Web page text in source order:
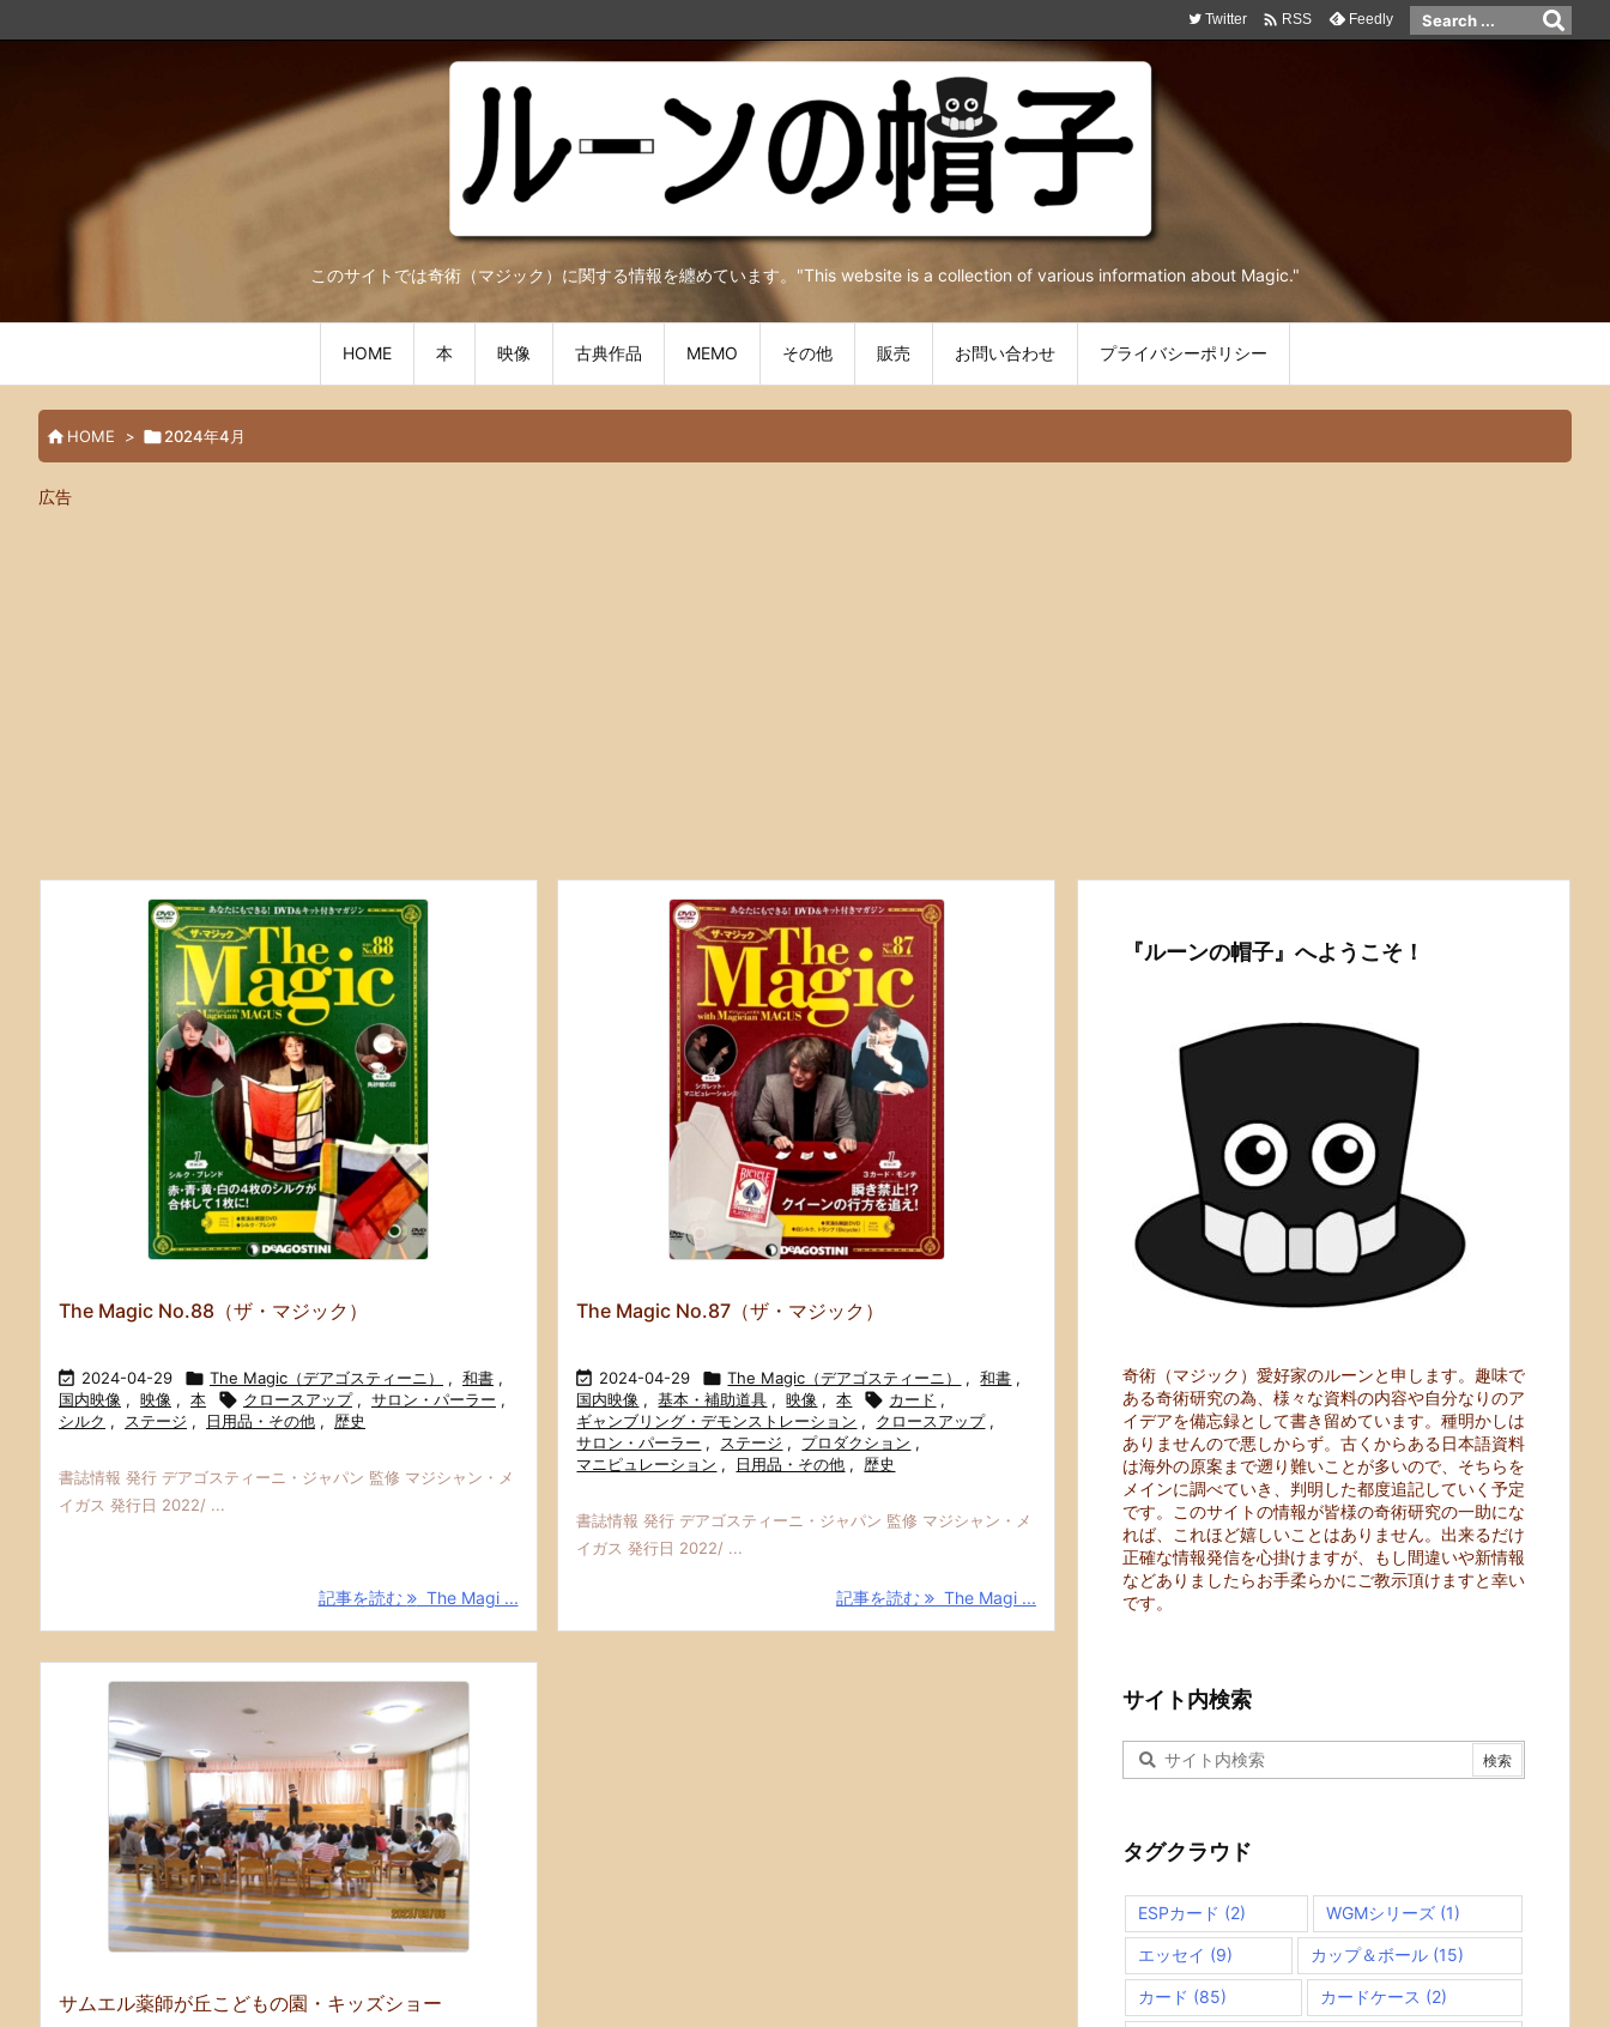
このサイトでは奇術（マジック）に関する情報を纏めています。"This website is a collection of various information about Magic."
HOME 本 映像 古典作品 MEMO その他 販売 お問い合わせ プライバシーポリシー
Twitter  RSS Feedly
 HOME > 2024年4月
広告
The Magic No.88（ザ・マジック）
 2024-04-29  The Magic（デアゴスティーニ） , 和書 ,
国内映像 , 映像 , 本  クロースアップ , サロン・パーラー ,
シルク , ステージ , 日用品・その他 , 歴史
書誌情報 発行 デアゴスティーニ・ジャパン 監修 マジシャン・メ
イガス 発行日 2022/ ...
記事を読む The Magi ...
The Magic No.87（ザ・マジック）
 2024-04-29  The Magic（デアゴスティーニ） , 和書 ,
国内映像 , 基本・補助道具 , 映像 , 本  カード ,
ギャンブリング・デモンストレーション , クロースアップ ,
サロン・パーラー , ステージ , プロダクション ,
マニピュレーション , 日用品・その他 , 歴史
書誌情報 発行 デアゴスティーニ・ジャパン 監修 マジシャン・メ
イガス 発行日 2022/ ...
記事を読む The Magi ...
サムエル薬師が丘こどもの園・キッズショー
『ルーンの帽子』へようこそ！
奇術（マジック）愛好家のルーンと申します。趣味で
ある奇術研究の為、様々な資料の内容や自分なりのア
イデアを備忘録として書き留めています。種明かしは
ありませんので悪しからず。古くからある日本語資料
は海外の原案まで遡り難いことが多いので、そちらを
メインに調べていき、判明した都度追記していく予定
です。このサイトの情報が皆様の奇術研究の一助にな
れば、これほど嬉しいことはありません。出来るだけ
正確な情報発信を心掛けますが、もし間違いや新情報
などありましたらお手柔らかにご教示頂けますと幸い
です。
サイト内検索
タグクラウド
ESPカード (2) WGMシリーズ (1)
エッセイ (9) カップ＆ボール(15)
カード (85) カードケース (2)